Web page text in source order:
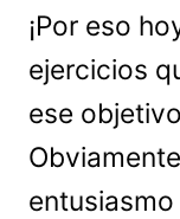
¡Por eso
ejercicios
ese